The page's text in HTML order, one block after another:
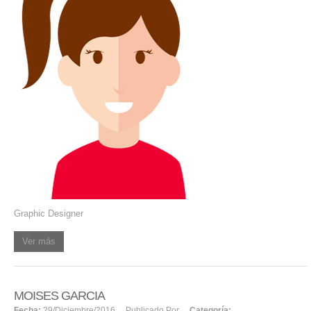
SERVICIOS DE TI
ASESORÍA TECNOLÓGICA
TRANSFORMACIÓN DIGITAL
Graphic Designer
Ver más
MOISES GARCIA